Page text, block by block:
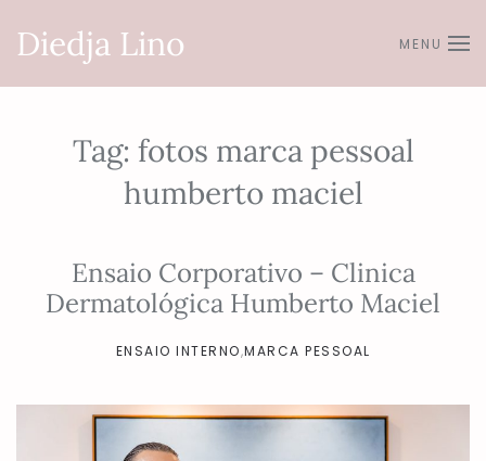
Skip to main content
Diedja Lino MENU
Tag: fotos marca pessoal
humberto maciel
Ensaio Corporativo – Clinica
Dermatológica Humberto Maciel
ENSAIO INTERNO,MARCA PESSOAL